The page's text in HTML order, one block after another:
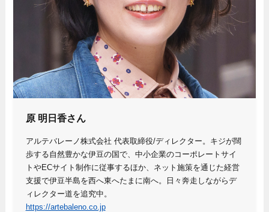
原 明日香さん
アルテバレーノ株式会社 代表取締役/ディレクター。キジが闊
歩する自然豊かな伊豆の国で、中小企業のコーポレートサイ
トやECサイト制作に従事するほか、ネット施策を通じた経営
支援で伊豆半島を西へ東へたまに南へ。日々奔走しながらデ
ィレクター道を追究中。
https://artebaleno.co.jp